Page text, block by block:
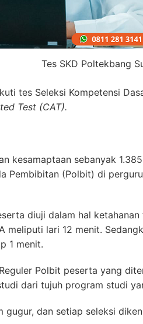
Tes SKD Poltekbang
tes Seleksi Kompetensi
Test (CAT).
kesamaptaan sebanyak
Pembibitan (Polbit) di
diuji dalam hal
meliputi lari 12 menit.
1 menit.
Polbit peserta yang
dari tujuh program studi
gugur, dan setiap seleksi